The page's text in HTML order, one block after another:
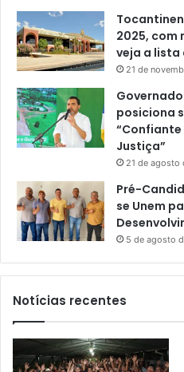
2025, com
veja a
21 de
posiciona
“Confiante
Justiça”
21 de agosto
Pré-
se Unem
5 de agosto
Notícias recentes